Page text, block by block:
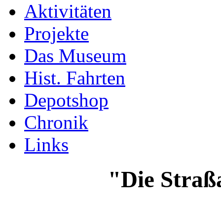
Aktivitäten
Projekte
Das Museum
Hist. Fahrten
Depotshop
Chronik
Links
"Die